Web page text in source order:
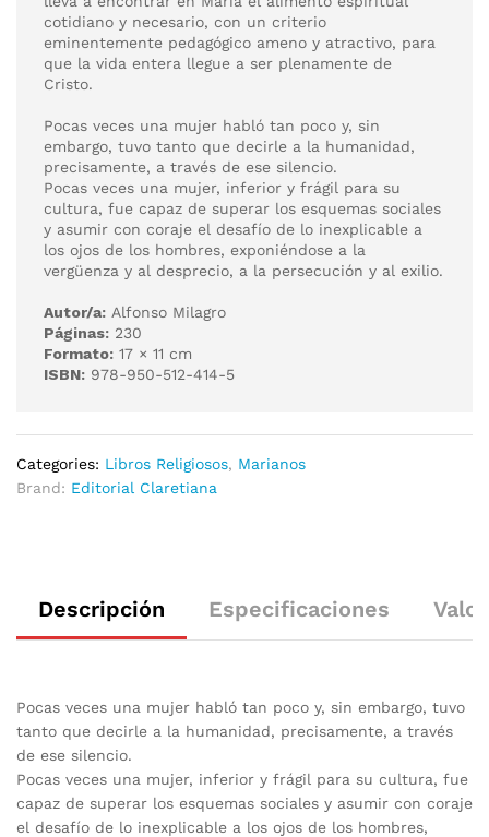
cotidiano y necesario, con un criterio
eminentemente pedagógico ameno y atractivo, para
que la vida entera llegue a ser plenamente de
Cristo.
Pocas veces una mujer habló tan poco y, sin
embargo, tuvo tanto que decirle a la humanidad,
precisamente, a través de ese silencio.
Pocas veces una mujer, inferior y frágil para su
cultura, fue capaz de superar los esquemas sociales
y asumir con coraje el desafío de lo inexplicable a
los ojos de los hombres, exponiéndose a la
vergüenza y al desprecio, a la persecución y al exilio.
Autor/a: Alfonso Milagro
Páginas: 230
Formato: 17 × 11 cm
ISBN: 978-950-512-414-5
Categories: Libros Religiosos, Marianos
Brand: Editorial Claretiana
Descripción Especificaciones
Pocas veces una mujer habló tan poco y, sin embargo, tuvo
tanto que decirle a la humanidad, precisamente, a través
de ese silencio.
Pocas veces una mujer, inferior y frágil para su cultura, fue
capaz de superar los esquemas sociales y asumir con coraje
el desafío de lo inexplicable a los ojos de los hombres,